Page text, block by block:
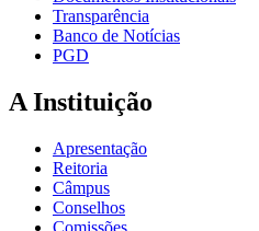
Transparência
Banco de Notícias
PGD
A Instituição
Apresentação
Reitoria
Câmpus
Conselhos
Comissões